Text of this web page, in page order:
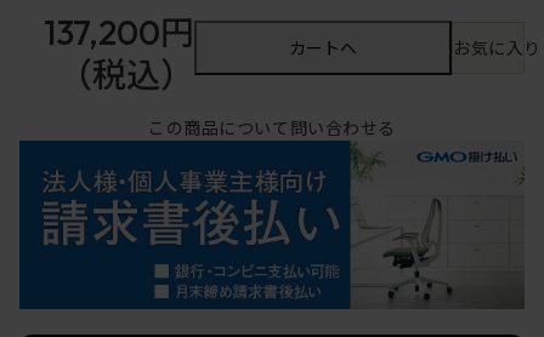
137,200円
（税込）
カートへ お気に入
この商品について問い合わせる